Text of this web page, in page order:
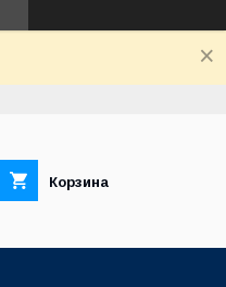
Корзина